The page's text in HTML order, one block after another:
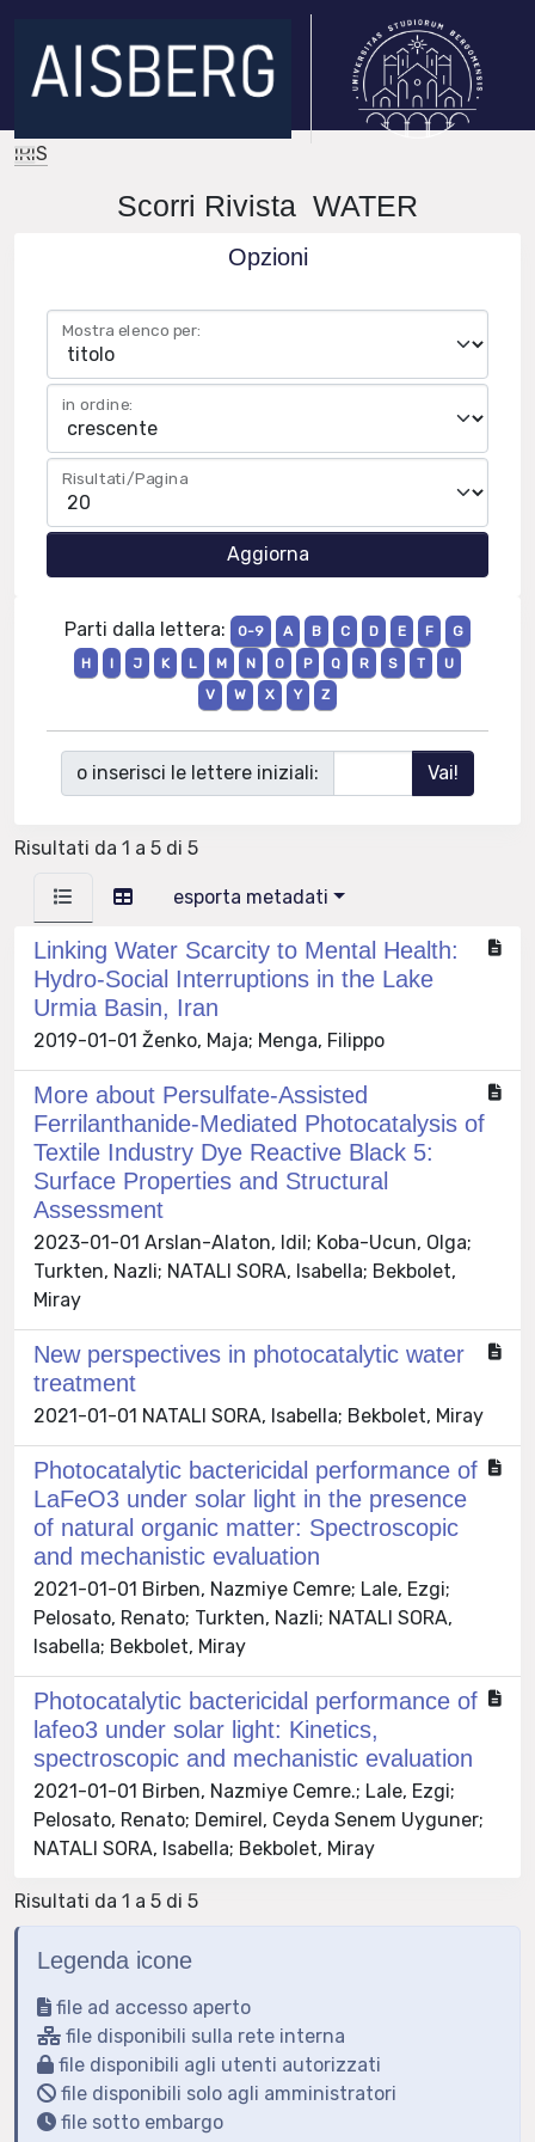
IRIS
Scorri Rivista WATER
Opzioni
Mostra elenco per:
in ordine:
Risultati/Pagina
Parti dalla lettera: 0-9 A B C D E F
G
H
I J K L M N O P Q R S T
U
V
W X Y Z
o inserisci le lettere iniziali:
Risultati da 1 a 5 di 5
esporta metadati
Linking Water Scarcity to Mental Health:
Hydro-Social Interruptions in the Lake
Urmia Basin, Iran
2019-01-01 Ženko, Maja; Menga, Filippo
More about Persulfate-Assisted
Ferrilanthanide-Mediated Photocatalysis of
Textile Industry Dye Reactive Black 5:
Surface Properties and Structural
Assessment
2023-01-01 Arslan-Alaton, Idil; Koba-Ucun, Olga;
Turkten, Nazli; NATALI SORA, Isabella; Bekbolet,
Miray
New perspectives in photocatalytic water
treatment
2021-01-01 NATALI SORA, Isabella; Bekbolet, Miray
Photocatalytic bactericidal performance of
LaFeO3 under solar light in the presence
of natural organic matter: Spectroscopic
and mechanistic evaluation
2021-01-01 Birben, Nazmiye Cemre; Lale, Ezgi;
Pelosato, Renato; Turkten, Nazli; NATALI SORA,
Isabella; Bekbolet, Miray
Photocatalytic bactericidal performance of
lafeo3 under solar light: Kinetics,
spectroscopic and mechanistic evaluation
2021-01-01 Birben, Nazmiye Cemre.; Lale, Ezgi;
Pelosato, Renato; Demirel, Ceyda Senem Uyguner;
NATALI SORA, Isabella; Bekbolet, Miray
Risultati da 1 a 5 di 5
Legenda icone
file ad accesso aperto
file disponibili sulla rete interna
file disponibili agli utenti autorizzati
file disponibili solo agli amministratori
file sotto embargo